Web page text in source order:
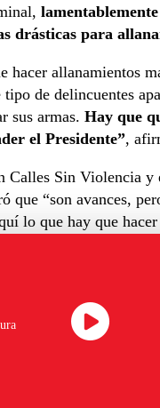
drásticas para
hacer allanamientos
tipo de delincuentes
sus armas. Hay que
el Presidente”,
Calles Sin Violencia y
que “son avances,
lo que hay que
esto es una situación
aterrada. Basta